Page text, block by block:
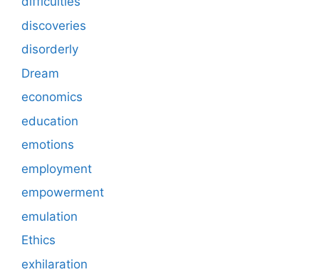
discoveries
disorderly
Dream
economics
education
emotions
employment
empowerment
emulation
Ethics
exhilaration